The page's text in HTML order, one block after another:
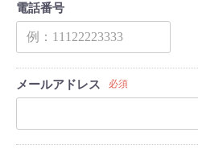
電話番号
メールアドレス 必須